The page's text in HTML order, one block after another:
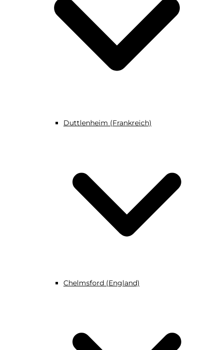
Duttlenheim (Frankreich)
Chelmsford (England)